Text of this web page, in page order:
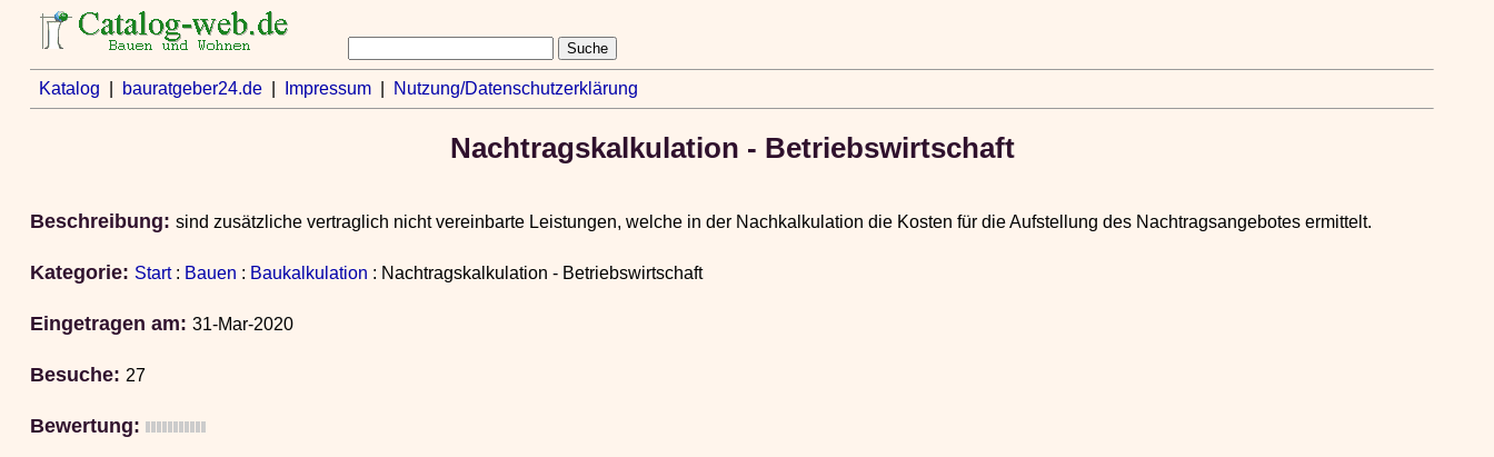
Katalog bauratgeber24.de| Impressum| Nutzung/Datenschutzerklärung
Nachtragskalkulation - Betriebswirtschaft
Beschreibung: sind zusätzliche vertraglich nicht vereinbarte Leistungen, welche in der Nachkalkulation die Kosten für die Aufstellung des Nachtragsangebotes ermittelt.
Kategorie: Start: Bauen : Baukalkulation : Nachtragskalkulation - Betriebswirtschaft
Eingetragen am: 31-Mar-2020
Besuche: 27
Bewertung: